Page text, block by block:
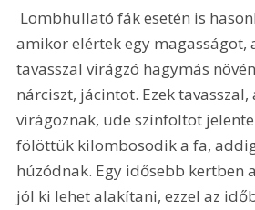
amikor elértek egy
tavasszal virágzó hagymás
nárciszt, jácintot. Ezek
virágoznak, üde színfoltot
fölöttük kilombosodik a fa,
húzódnak. Egy idősebb kertben
jól ki lehet alakítani, ezzel az